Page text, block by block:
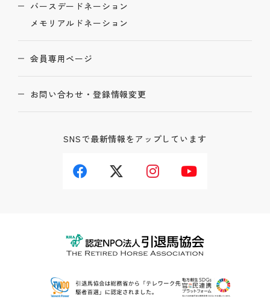
バースデードネーション
メモリアルドネーション
会員専用ページ
お問い合わせ・登録情報変更
SNSで最新情報をアップしています